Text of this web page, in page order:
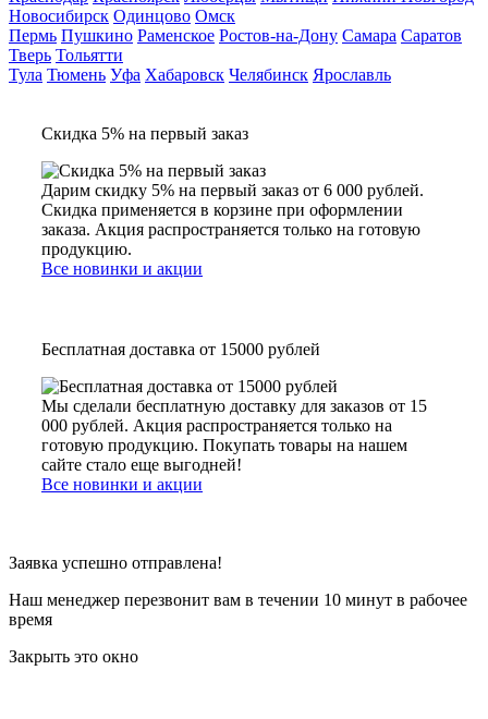
Новосибирск Одинцово Омск
Пермь Пушкино Раменское Ростов-на-Дону Самара Саратов
Тверь Тольятти
Тула Тюмень Уфа Хабаровск Челябинск Ярославль
Скидка 5% на первый заказ
Дарим скидку 5% на первый заказ от 6 000 рублей.
Скидка применяется в корзине при оформлении
заказа. Акция распространяется только на готовую
продукцию.
Все новинки и акции
Бесплатная доставка от 15000 рублей
Мы сделали бесплатную доставку для заказов от 15
000 рублей. Акция распространяется только на
готовую продукцию. Покупать товары на нашем
сайте стало еще выгодней!
Все новинки и акции
Заявка успешно отправлена!
Наш менеджер перезвонит вам в течении 10 минут в рабочее
время
Закрыть это окно